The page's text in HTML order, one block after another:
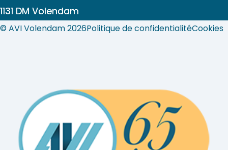
1131 DM Volendam
© AVI Volendam 2026Politique de confidentialitéCookies